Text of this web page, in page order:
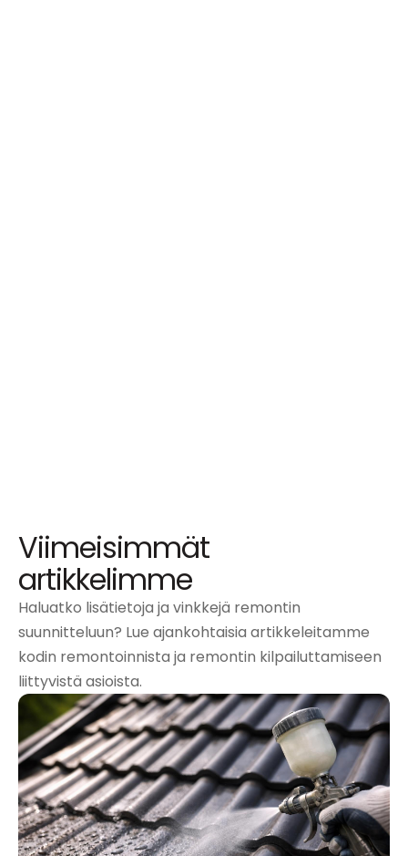
Viimeisimmät
artikkelimme
Haluatko lisätietoja ja vinkkejä remontin
suunnitteluun? Lue ajankohtaisia artikkeleitamme
kodin remontoinnista ja remontin kilpailuttamiseen
liittyvistä asioista.